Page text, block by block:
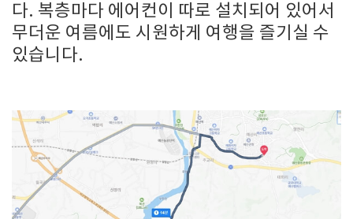
다. 복층마다 에어컨이 따로 설치되어 있어서
무더운 여름에도 시원하게 여행을 즐기실 수
있습니다.